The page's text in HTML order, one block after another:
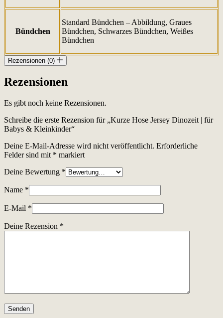
Bündchen
Standard Bündchen – Abbildung, Graues
Bündchen, Schwarzes Bündchen, Weißes
Bündchen
Rezensionen (0)
Rezensionen
Es gibt noch keine Rezensionen.
Schreibe die erste Rezension für „Kurze Hose Jersey Dinozeit | für
Babys & Kleinkinder“
Deine E-Mail-Adresse wird nicht veröffentlicht. Erforderliche
Felder sind mit * markiert
Deine Bewertung *
Name *
E-Mail *
Deine Rezension *
Senden